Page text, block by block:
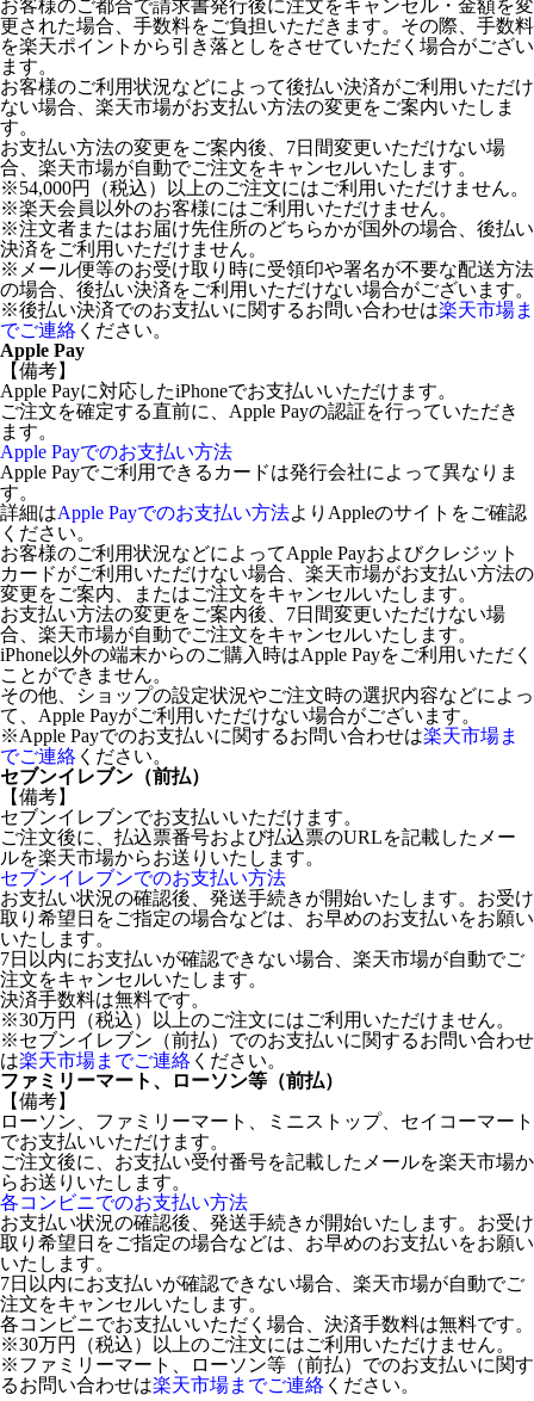
お客様のご都合で請求書発行後に注文をキャンセル・金額を変
更された場合、手数料をご負担いただきます。その際、手数料
を楽天ポイントから引き落としをさせていただく場合がござい
ます。
お客様のご利用状況などによって後払い決済がご利用いただけ
ない場合、楽天市場がお支払い方法の変更をご案内いたしま
す。
お支払い方法の変更をご案内後、7日間変更いただけない場
合、楽天市場が自動でご注文をキャンセルいたします。
※54,000円（税込）以上のご注文にはご利用いただけません。
※楽天会員以外のお客様にはご利用いただけません。
※注文者またはお届け先住所のどちらかが国外の場合、後払い
決済をご利用いただけません。
※メール便等のお受け取り時に受領印や署名が不要な配送方法
の場合、後払い決済をご利用いただけない場合がございます。
※後払い決済でのお支払いに関するお問い合わせは楽天市場ま
でご連絡 ください。
Apple Pay
【備考】
Apple Payに対応したiPhoneでお支払いいただけます。
ご注文を確定する直前に、Apple Payの認証を行っていただき
ます。
Apple Payでのお支払い方法
Apple Payでご利用できるカードは発行会社によって異なりま
す。
詳細はApple Payでのお支払い方法よりAppleのサイトをご確認
ください。
お客様のご利用状況などによってApple Payおよびクレジット
カードがご利用いただけない場合、楽天市場がお支払い方法の
変更をご案内、またはご注文をキャンセルいたします。
お支払い方法の変更をご案内後、7日間変更いただけない場
合、楽天市場が自動でご注文をキャンセルいたします。
iPhone以外の端末からのご購入時はApple Payをご利用いただく
ことができません。
その他、ショップの設定状況やご注文時の選択内容などによっ
て、Apple Payがご利用いただけない場合がございます。
※Apple Payでのお支払いに関するお問い合わせは楽天市場ま
でご連絡 ください。
セブンイレブン（前払）
【備考】
セブンイレブンでお支払いいただけます。
ご注文後に、払込票番号および払込票のURLを記載したメー
ルを楽天市場からお送りいたします。
セブンイレブンでのお支払い方法
お支払い状況の確認後、発送手続きが開始いたします。お受け
取り希望日をご指定の場合などは、お早めのお支払いをお願い
いたします。
7日以内にお支払いが確認できない場合、楽天市場が自動でご
注文をキャンセルいたします。
決済手数料は無料です。
※30万円（税込）以上のご注文にはご利用いただけません。
※セブンイレブン（前払）でのお支払いに関するお問い合わせ
は楽天市場までご連絡 ください。
ファミリーマート、ローソン等（前払）
【備考】
ローソン、ファミリーマート、ミニストップ、セイコーマート
でお支払いいただけます。
ご注文後に、お支払い受付番号を記載したメールを楽天市場か
らお送りいたします。
各コンビニでのお支払い方法
お支払い状況の確認後、発送手続きが開始いたします。お受け
取り希望日をご指定の場合などは、お早めのお支払いをお願い
いたします。
7日以内にお支払いが確認できない場合、楽天市場が自動でご
注文をキャンセルいたします。
各コンビニでお支払いいただく場合、決済手数料は無料です。
※30万円（税込）以上のご注文にはご利用いただけません。
※ファミリーマート、ローソン等（前払）でのお支払いに関す
るお問い合わせは楽天市場までご連絡 ください。